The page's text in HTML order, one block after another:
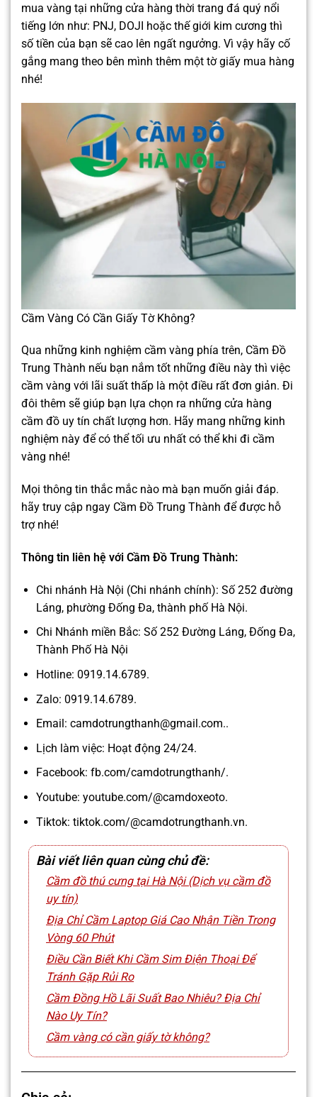
mua vàng tại những cửa hàng thời trang đá quý nổi
tiếng lớn như: PNJ, DOJI hoặc thế giới kim cương thì
số tiền của bạn sẽ cao lên ngất ngưởng. Vì vậy hãy cố
gắng mang theo bên mình thêm một tờ giấy mua hàng
nhé!
Cầm Vàng Có Cần Giấy Tờ Không?
Qua những kinh nghiệm cầm vàng phía trên, Cầm Đồ
Trung Thành nếu bạn nắm tốt những điều này thì việc
cầm vàng với lãi suất thấp là một điều rất đơn giản. Đi
đôi thêm sẽ giúp bạn lựa chọn ra những cửa hàng
cầm đồ uy tín chất lượng hơn. Hãy mang những kinh
nghiệm này để có thể tối ưu nhất có thể khi đi cầm
vàng nhé!
Mọi thông tin thắc mắc nào mà bạn muốn giải đáp.
hãy truy cập ngay Cầm Đồ Trung Thành để được hỗ
trợ nhé!
Thông tin liên hệ với Cầm Đồ Trung Thành:
Chi nhánh Hà Nội (Chi nhánh chính): Số 252 đường
Láng, phường Đống Đa, thành phố Hà Nội.
Chi Nhánh miền Bắc: Số 252 Đường Láng, Đống Đa,
Thành Phố Hà Nội
Hotline: 0919.14.6789.
Zalo: 0919.14.6789.
Email: camdotrungthanh@gmail.com..
Lịch làm việc: Hoạt động 24/24.
Facebook: fb.com/camdotrungthanh/.
Youtube: youtube.com/@camdoxeoto.
Tiktok: tiktok.com/@camdotrungthanh.vn.
Bài viết liên quan cùng chủ đề:
Cầm đồ thú cưng tại Hà Nội (Dịch vụ cầm đồ
uy tín)
Địa Chỉ Cầm Laptop Giá Cao Nhận Tiền Trong
Vòng 60 Phút
Điều Cần Biết Khi Cầm Sim Điện Thoại Để
Tránh Gặp Rủi Ro
Cầm Đồng Hồ Lãi Suất Bao Nhiêu? Địa Chỉ
Nào Uy Tín?
Cầm vàng có cần giấy tờ không?